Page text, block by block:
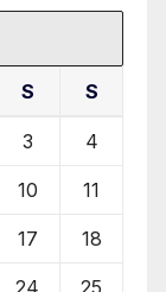
S S
3 4
10 11
17 18